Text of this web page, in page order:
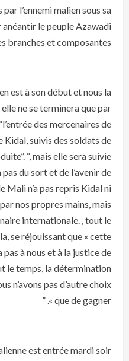
l’ennemi malien sous sa
le peuple Azawadi
branches et composantes.
est à son début et nous la
ne se terminera que par
des mercenaires de
Kidal, suivis des soldats de
“, mais elle sera suivie
du sort et de l’avenir de
Mali n’a pas repris Kidal ni
nos propres mains, mais
internationale. , tout le
se réjouissant que « cette
à nous et à la justice de
le temps, la détermination
n’avons pas d’autre choix
que de gagner ». ”
est entrée mardi soir